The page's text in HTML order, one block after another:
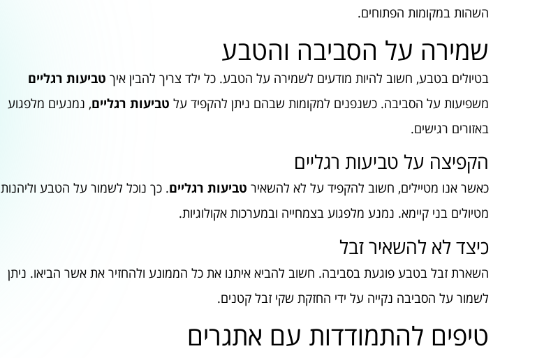
השהות במקומות הפתוחים.
שמירה על הסביבה והטבע
בטיולים בטבע, חשוב להיות מודעים לשמירה על הטבע. כל ילד צריך להבין איך טביעות רגליים
משפיעות על הסביבה. כשנפנים למקומות שבהם ניתן להקפיד על טביעות רגליים, נמנעים מלפגוע
באזורים רגישים.
הקפיצה על טביעות רגליים
כאשר אנו מטיילים, חשוב להקפיד על לא להשאיר טביעות רגליים. כך נוכל לשמור על הטבע וליהנות
מטיולים בני קיימא. נמנע מלפגוע בצמחייה ובמערכות אקולוגיות.
כיצד לא להשאיר זבל
השארת זבל בטבע פוגעת בסביבה. חשוב להביא איתנו את כל הממונע ולהחזיר את אשר הביאו. ניתן
לשמור על הסביבה נקייה על ידי החזקת שקי זבל קטנים.
טיפים להתמודדות עם אתגרים